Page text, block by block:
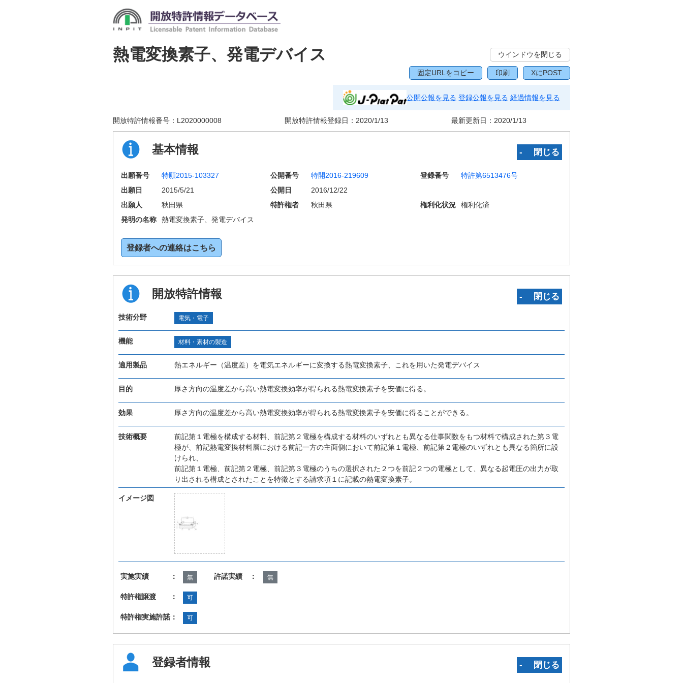
熱電変換素子、発電デバイス ウインドウを閉じる
固定URLをコピー 印刷 XにPOST
公開公報を見る 登録公報を見る 経過情報を見る
開放特許情報番号： L2020000008 開放特許情報登録日： 2020/1/13 最新更新日： 2020/1/13
基本情報 ‐ 閉じる
出願番号 特願2015-103327 公開番号 特開2016-219609 登録番号
特許第6513476号
出願日
2015/5/21 公開日
2016/12/22
出願人
秋田県 特許権者 秋田県 権利化状況
権利化済
発明の名称
熱電変換素子、発電デバイス
登録者への連絡はこちら
開放特許情報 ‐ 閉じる
技術分野 電気・電子
機能 材料・素材の製造
適用製品 熱エネルギー（温度差）を電気エネルギーに変換する熱電変換素子、これを用いた発電デバイス
目的 厚さ方向の温度差から高い熱電変換効率が得られる熱電変換素子を安価に得る。
効果 厚さ方向の温度差から高い熱電変換効率が得られる熱電変換素子を安価に得ることができる。
技術概要
前記第１電極を構成する材料、前記第２電極を構成する材料のいずれとも異なる仕事関数をもつ材料で構成された第３電
極が、前記熱電変換材料層における前記一方の主面側において前記第１電極、前記第２電極のいずれとも異なる箇所に設
けられ、
前記第１電極、前記第２電極、前記第３電極のうちの選択された２つを前記２つの電極として、異なる起電圧の出力が取
り出される構成とされたことを特徴とする請求項１に記載の熱電変換素子。
イメージ図
実施実績 ： 無 許諾実績 ： 無
特許権譲渡 ： 可
特許権実施許諾： 可
登録者情報 ‐ 閉じる